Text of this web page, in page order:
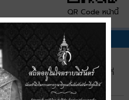
QR Code หน้านี้
ประจำปีอื่นๆ
งบ้านเป็ด เรื่อง การโอนเงินงบ
ระจำปีงบประมาณ พ.ศ.2569 (ครั้งที่